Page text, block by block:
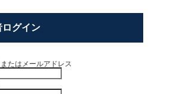
ログイン
たはメールアドレス